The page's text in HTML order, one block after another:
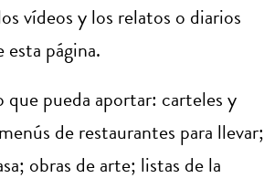
vídeos y los relatos o diarios
página.
pueda aportar: carteles y
de restaurantes para llevar;
obras de arte; listas de la